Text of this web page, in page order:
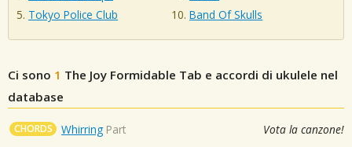
Tokyo Police Club
Band Of Skulls
Ci sono 1 The Joy Formidable Tab e accordi di ukulele nel
database
CHORDS Whirring Part Vota la canzone!